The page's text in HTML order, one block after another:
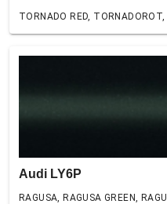
TORNADO RED,
Audi LY6P
RAGUSA, RAGUSA GREEN,